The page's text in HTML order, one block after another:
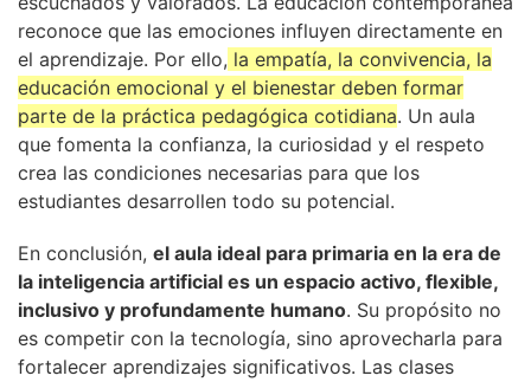
reconoce que las emociones influyen directamente en
el aprendizaje. Por ello, la empatía, la convivencia, la
educación emocional y el bienestar deben formar
parte de la práctica pedagógica cotidiana. Un aula
que fomenta la confianza, la curiosidad y el respeto
crea las condiciones necesarias para que los
estudiantes desarrollen todo su potencial.
En conclusión, el aula ideal para primaria en la era de
la inteligencia artificial es un espacio activo, flexible,
inclusivo y profundamente humano. Su propósito no
es competir con la tecnología, sino aprovecharla para
fortalecer aprendizajes significativos. Las clases